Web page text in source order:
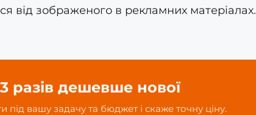
від зображеного в рекламних матеріалах.
разів дешевше нової
вашу задачу та бюджет і скаже точну ціну.